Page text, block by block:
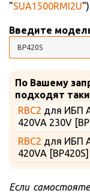
"SUA1500RMI2U
Введите
По Вашему
подходят
RBC2 для ИБП
420VA 230V
RBC2 для ИБП
420VA [BP420S]
Если